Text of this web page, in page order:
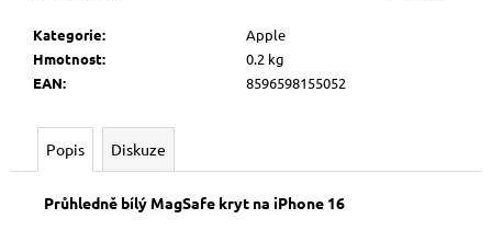
Kategorie:
Apple
Hmotnost:
0.2 kg
EAN: 8596598155052
Popis Diskuze
Průhledně bílý MagSafe kryt na iPhone 16
p
o
j